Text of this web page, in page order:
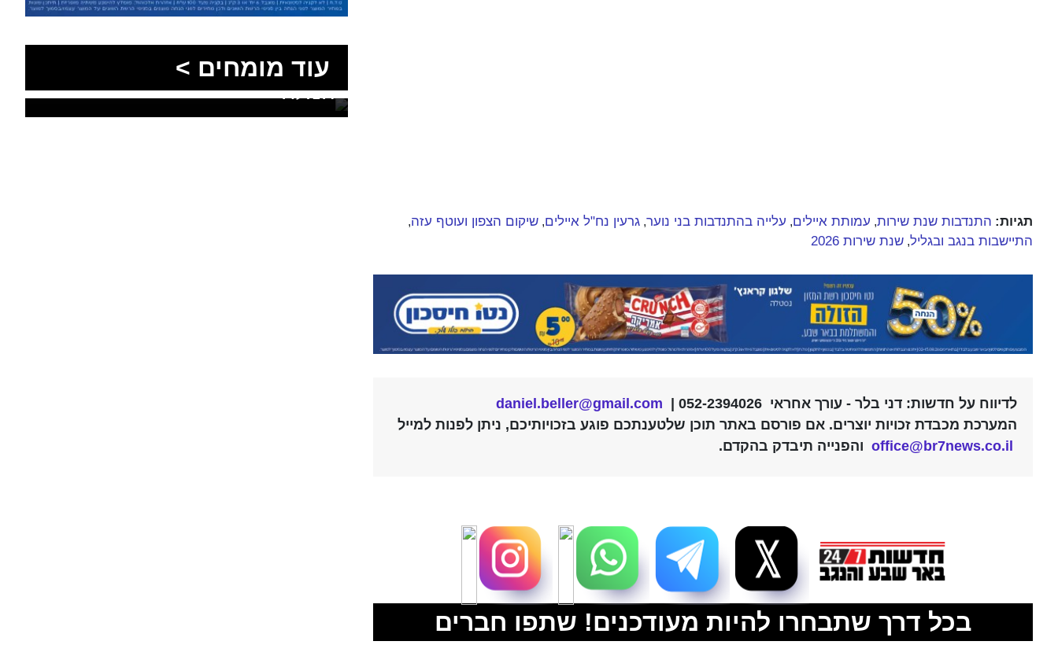
תגיות: התנדבות שנת שירות, עמותת איילים, עלייה בהתנדבות בני נוער, גרעין נח"ל איילים, שיקום הצפון ועוטף עזה,
התיישבות בנגב ובגליל, שנת שירות 2026
לדיווח על חדשות: דני בלר - עורך אחראי 052-2394026 |
daniel.beller@gmail.com
המערכת מכבדת זכויות יוצרים. אם פורסם באתר תוכן שלטענתכם פוגע בזכויותיכם, ניתן לפנות למייל
office@br7news.co.il והפנייה תיבדק בהקדם.
בכל דרך שתבחרו להיות מעודכנים! שתפו חברים
עוד מומחים >
הסעות בדרום 2026: כך
מתכננים נסיעה קבוצתית
מושלמת לנגב, לאילת ולים
המלח